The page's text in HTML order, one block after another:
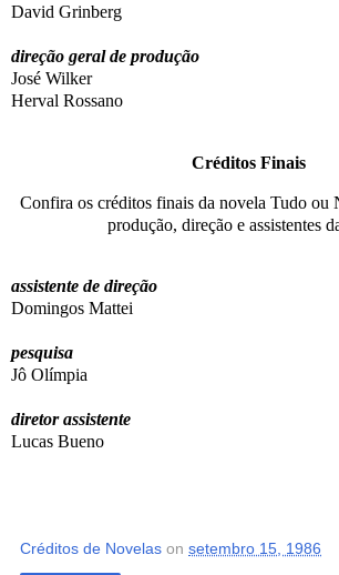
David Grinberg
direção geral de produção
José Wilker
Herval Rossano
Créditos Finais
Confira os créditos finais da novela Tudo ou
produção, direção e assistentes
assistente de direção
Domingos Mattei
pesquisa
Jô Olímpia
diretor assistente
Lucas Bueno
Créditos de Novelas on setembro 15, 1986